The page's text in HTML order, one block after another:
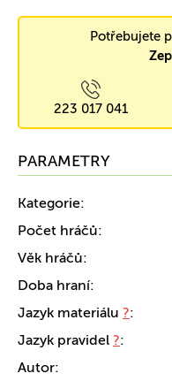
Potřebujete
223 017 041
PARAMETRY
Kategorie:
Počet hráčů:
Věk hráčů:
Doba hraní:
Jazyk materiálu ?:
Jazyk pravidel ?:
Autor: